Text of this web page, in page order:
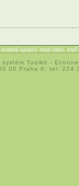
snadné spojení mezi lidmi,
Toolkit -
00 Praha 6; tel: 224